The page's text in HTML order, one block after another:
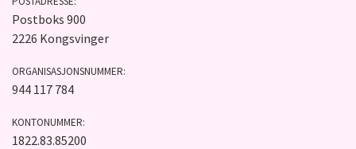
Postboks 900
2226 Kongsvinger
ORGANISASJONSNUMMER:
944 117 784
KONTONUMMER:
1822.83.85200